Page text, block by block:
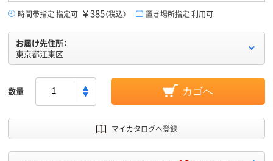
時間帯指定 指定可 ￥385（税込） 置き場所指定 利用可
お届け先住所：
東京都江東区
数量 カゴへ
マイカタログへ登録